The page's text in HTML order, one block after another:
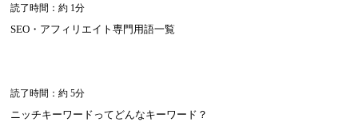
読了時間：約 1分
SEO・アフィリエイト専門用語一覧
読了時間：約 5分
ニッチキーワードってどんなキーワード？